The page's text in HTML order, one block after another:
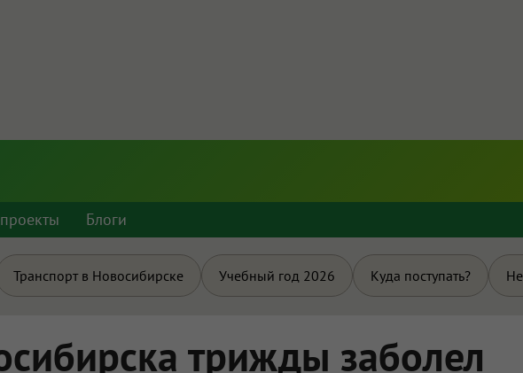
Блоги
Транспорт в Новосибирске Учебный год 2026 Куда поступать?
трижды заболел